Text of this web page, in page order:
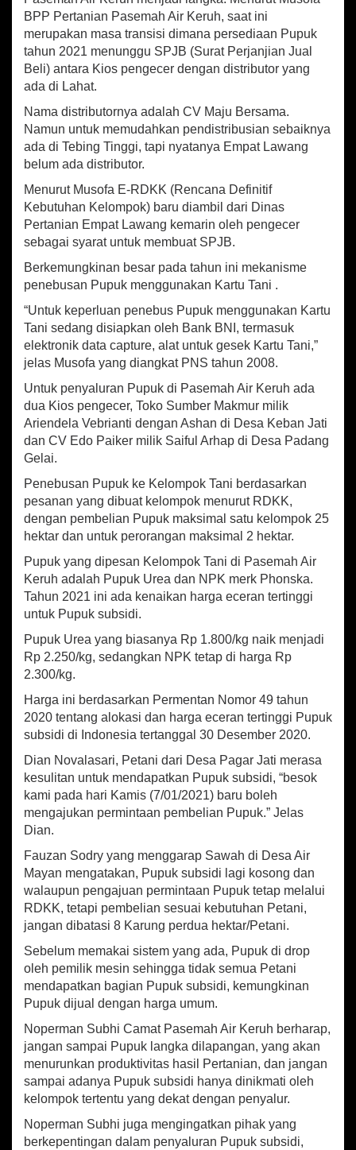
u
h
e
u
i
t
a
M
e
m
p
r
o
e
h
P
u
u
k
B
e
u
b
s
i
i
p
p
o
k
BPP Pertanian Pasemah Air Keruh, saat ini
merupakan masa transisi dimana persediaan Pupuk
tahun 2021 menunggu SPJB (Surat Perjanjian Jual
Beli) antara Kios pengecer dengan distributor yang
ada di Lahat.
Nama distributornya adalah CV Maju Bersama.
Namun untuk memudahkan pendistribusian sebaiknya
ada di Tebing Tinggi, tapi nyatanya Empat Lawang
belum ada distributor.
Menurut Musofa E-RDKK (Rencana Definitif
Kebutuhan Kelompok) baru diambil dari Dinas
Pertanian Empat Lawang kemarin oleh pengecer
sebagai syarat untuk membuat SPJB.
Berkemungkinan besar pada tahun ini mekanisme
penebusan Pupuk menggunakan Kartu Tani .
“Untuk keperluan penebus Pupuk menggunakan Kartu
Tani sedang disiapkan oleh Bank BNI, termasuk
elektronik data capture, alat untuk gesek Kartu Tani,”
jelas Musofa yang diangkat PNS tahun 2008.
Untuk penyaluran Pupuk di Pasemah Air Keruh ada
dua Kios pengecer, Toko Sumber Makmur milik
Ariendela Vebrianti dengan Ashan di Desa Keban Jati
dan CV Edo Paiker milik Saiful Arhap di Desa Padang
Gelai.
Penebusan Pupuk ke Kelompok Tani berdasarkan
pesanan yang dibuat kelompok menurut RDKK,
dengan pembelian Pupuk maksimal satu kelompok 25
hektar dan untuk perorangan maksimal 2 hektar.
Pupuk yang dipesan Kelompok Tani di Pasemah Air
Keruh adalah Pupuk Urea dan NPK merk Phonska.
Tahun 2021 ini ada kenaikan harga eceran tertinggi
untuk Pupuk subsidi.
Pupuk Urea yang biasanya Rp 1.800/kg naik menjadi
Rp 2.250/kg, sedangkan NPK tetap di harga Rp
2.300/kg.
Harga ini berdasarkan Permentan Nomor 49 tahun
2020 tentang alokasi dan harga eceran tertinggi Pupuk
subsidi di Indonesia tertanggal 30 Desember 2020.
Dian Novalasari, Petani dari Desa Pagar Jati merasa
kesulitan untuk mendapatkan Pupuk subsidi, “besok
kami pada hari Kamis (7/01/2021) baru boleh
mengajukan permintaan pembelian Pupuk.” Jelas
Dian.
Fauzan Sodry yang menggarap Sawah di Desa Air
Mayan mengatakan, Pupuk subsidi lagi kosong dan
walaupun pengajuan permintaan Pupuk tetap melalui
RDKK, tetapi pembelian sesuai kebutuhan Petani,
jangan dibatasi 8 Karung perdua hektar/Petani.
Sebelum memakai sistem yang ada, Pupuk di drop
oleh pemilik mesin sehingga tidak semua Petani
mendapatkan bagian Pupuk subsidi, kemungkinan
Pupuk dijual dengan harga umum.
Noperman Subhi Camat Pasemah Air Keruh berharap,
jangan sampai Pupuk langka dilapangan, yang akan
menurunkan produktivitas hasil Pertanian, dan jangan
sampai adanya Pupuk subsidi hanya dinikmati oleh
kelompok tertentu yang dekat dengan penyalur.
Noperman Subhi juga mengingatkan pihak yang
berkepentingan dalam penyaluran Pupuk subsidi,